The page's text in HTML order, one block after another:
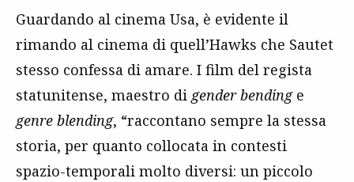
Guardando al cinema Usa, è evidente il
rimando al cinema di quell’Hawks che Sautet
stesso confessa di amare. I film del regista
statunitense, maestro di gender bendinge
genre blending, “raccontano sempre la stessa
storia, per quanto collocata in contesti
spazio-temporali molto diversi: un piccolo